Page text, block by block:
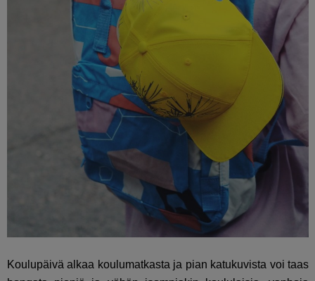
Koulupäivä alkaa koulumatkasta ja pian katukuvista voi taas